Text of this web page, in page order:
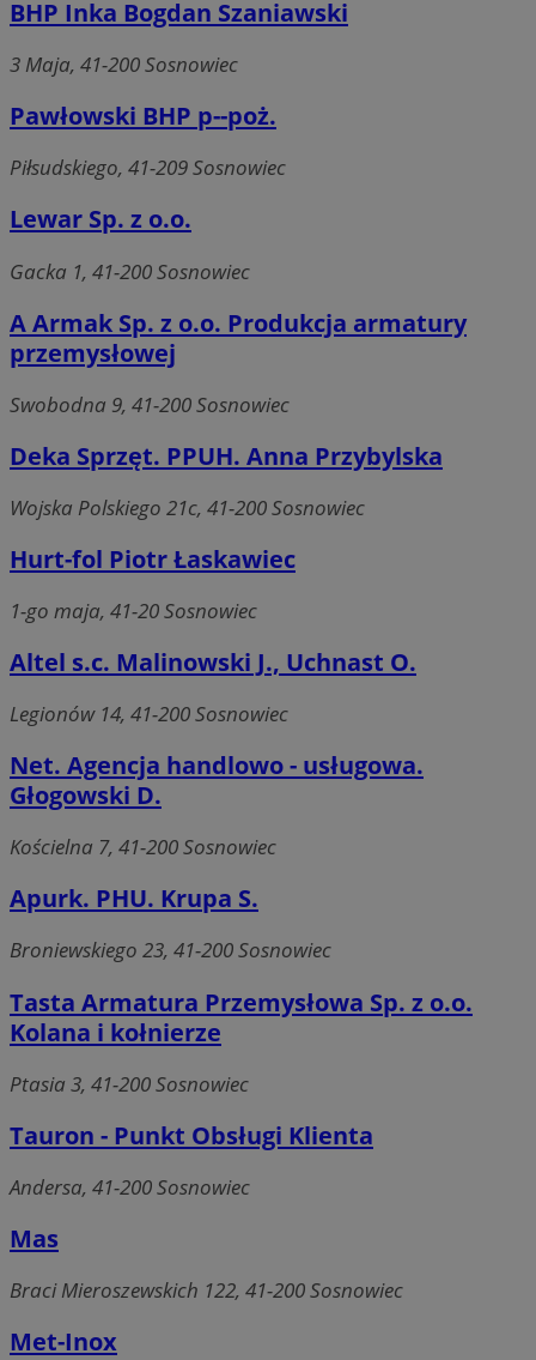
BHP Inka Bogdan Szaniawski
3 Maja, 41-200 Sosnowiec
Pawłowski BHP p--poż.
Piłsudskiego, 41-209 Sosnowiec
Lewar Sp. z o.o.
Gacka 1, 41-200 Sosnowiec
A Armak Sp. z o.o. Produkcja armatury
przemysłowej
Swobodna 9, 41-200 Sosnowiec
Deka Sprzęt. PPUH. Anna Przybylska
Wojska Polskiego 21c, 41-200 Sosnowiec
Hurt-fol Piotr Łaskawiec
1-go maja, 41-20 Sosnowiec
Altel s.c. Malinowski J., Uchnast O.
Legionów 14, 41-200 Sosnowiec
Net. Agencja handlowo - usługowa.
Głogowski D.
Kościelna 7, 41-200 Sosnowiec
Apurk. PHU. Krupa S.
Broniewskiego 23, 41-200 Sosnowiec
Tasta Armatura Przemysłowa Sp. z o.o.
Kolana i kołnierze
Ptasia 3, 41-200 Sosnowiec
Tauron - Punkt Obsługi Klienta
Andersa, 41-200 Sosnowiec
Mas
Braci Mieroszewskich 122, 41-200 Sosnowiec
Met-Inox